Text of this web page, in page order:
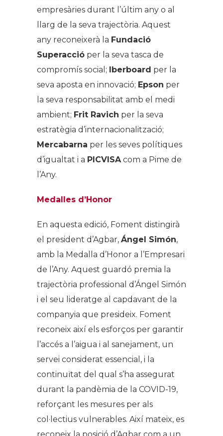
empresàries durant l’últim any o al
llarg de la seva trajectòria. Aquest
any reconeixerà la Fundació
Superacció per la seva tasca de
compromís social; Iberboard per la
seva aposta en innovació; Epson per
la seva responsabilitat amb el medi
ambient; Frit Ravich per la seva
estratègia d’internacionalització;
Mercabarna per les seves polítiques
d’igualtat i a PICVISAcom a Pime de
l’Any.
Medalles d’Honor
En aquesta edició, Foment distingirà
el president d’Agbar, Ángel Simón,
amb la Medalla d’Honor a l’Empresari
de l’Any. Aquest guardó premia la
trajectòria professional d’Ángel Simón
i el seu lideratge al capdavant de la
companyia que presideix. Foment
reconeix així els esforços per garantir
l’accés a l’aigua i al sanejament, un
servei considerat essencial, i la
continuïtat del qual s’ha assegurat
durant la pandèmia de la COVID-19,
reforçant les mesures per als
col·lectius vulnerables. Així mateix, es